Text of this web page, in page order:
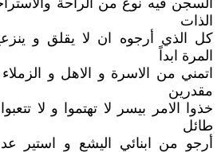
السجن فيه نوع من الراحة
الذات
كل الذي أرجوه ان لا يقلق و
المرة ابداً
اتمني من الاسرة و الاهل و
مقدرين
خذوا الامر بيسر لا تهتموا و لا
طائل
أرجو من ابنائي اليشع و استير